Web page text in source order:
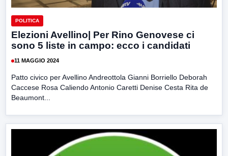
POLITICA
Elezioni Avellino| Per Rino Genovese ci
sono 5 liste in campo: ecco i candidati
11 MAGGIO 2024
Patto civico per Avellino Andreottola Gianni Borriello Deborah
Caccese Rosa Caliendo Antonio Caretti Denise Cesta Rita de
Beaumont...